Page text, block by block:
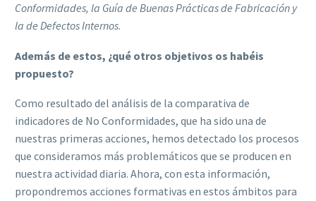
Conformidades, la Guía de Buenas Prácticas de Fabricación y
la de Defectos Internos.
Además de estos, ¿qué otros objetivos os habéis
propuesto?
Como resultado del análisis de la comparativa de
indicadores de No Conformidades, que ha sido una de
nuestras primeras acciones, hemos detectado los procesos
que consideramos más problemáticos que se producen en
nuestra actividad diaria. Ahora, con esta información,
propondremos acciones formativas en estos ámbitos para